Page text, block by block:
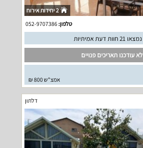
2 יחידות אירוח
טלפון:052-9707386
נמצאו 21 חוות דעת אמיתיות
לא עודכנו תאריכים פנויים
אמצ"ש 800 ₪
דלתון